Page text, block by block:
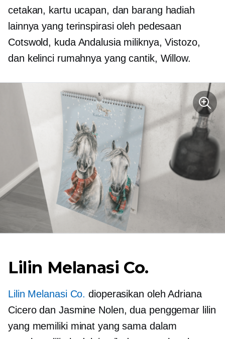
cetakan, kartu ucapan, dan barang hadiah
lainnya yang terinspirasi oleh pedesaan
Cotswold, kuda Andalusia miliknya, Vistozo,
dan kelinci rumahnya yang cantik, Willow.
Lilin Melanasi Co.
Lilin Melanasi Co. dioperasikan oleh Adriana
Cicero dan Jasmine Nolen, dua penggemar lilin
yang memiliki minat yang sama dalam